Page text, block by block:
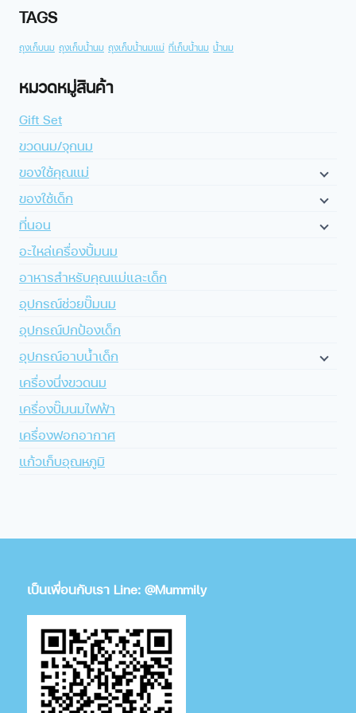
TAGS
ถุงเก็บนม ถุงเก็บน้ำนม ถุงเก็บน้ำนมแม่ ที่เก็บน้ำนม น้ำนม
หมวดหมู่สินค้า
Gift Set
ขวดนม/จุกนม
ของใช้คุณแม่
ของใช้เด็ก
ที่นอน
อะไหล่เครื่องปั้มนม
อาหารสำหรับคุณแม่และเด็ก
อุปกรณ์ช่วยปั๊มนม
อุปกรณ์ปกป้องเด็ก
อุปกรณ์อาบน้ำเด็ก
เครื่องนึ่งขวดนม
เครื่องปั๊มนมไฟฟ้า
เครื่องฟอกอากาศ
แก้วเก็บอุณหภูมิ
เป็นเพื่อนกับเรา Line: @Mummily